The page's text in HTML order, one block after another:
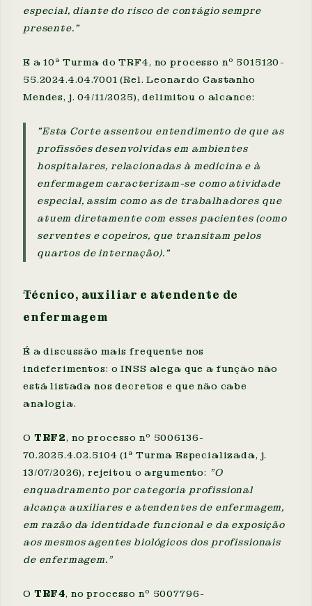
especial, diante do risco de contágio sempre
presente."
E a 10ª Turma do TRF4, no processo nº 5015120-
55.2024.4.04.7001 (Rel. Leonardo Castanho
Mendes, j. 04/11/2025), delimitou o alcance:
"Esta Corte assentou entendimento de que as
profissões desenvolvidas em ambientes
hospitalares, relacionadas à medicina e à
enfermagem caracterizam-se como atividade
especial, assim como as de trabalhadores que
atuem diretamente com esses pacientes (como
serventes e copeiros, que transitam pelos
quartos de internação)."
Técnico, auxiliar e atendente de
enfermagem
É a discussão mais frequente nos
indeferimentos: o INSS alega que a função não
está listada nos decretos e que não cabe
analogia.
O TRF2, no processo nº 5006136-
70.2025.4.02.5104 (1ª Turma Especializada, j.
13/07/2026), rejeitou o argumento: "O
enquadramento por categoria profissional
alcança auxiliares e atendentes de enfermagem,
em razão da identidade funcional e da exposição
aos mesmos agentes biológicos dos profissionais
de enfermagem."
O TRF4, no processo nº 5007796-